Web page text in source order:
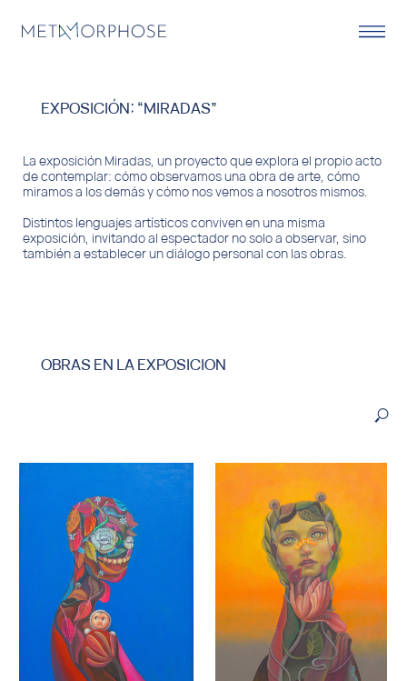
miramos a los demás y cómo nos vemos a nosotros mismos.
Distintos lenguajes artísticos conviven en una misma
exposición, invitando al espectador no solo a observar, sino
también a establecer un diálogo personal con las obras.